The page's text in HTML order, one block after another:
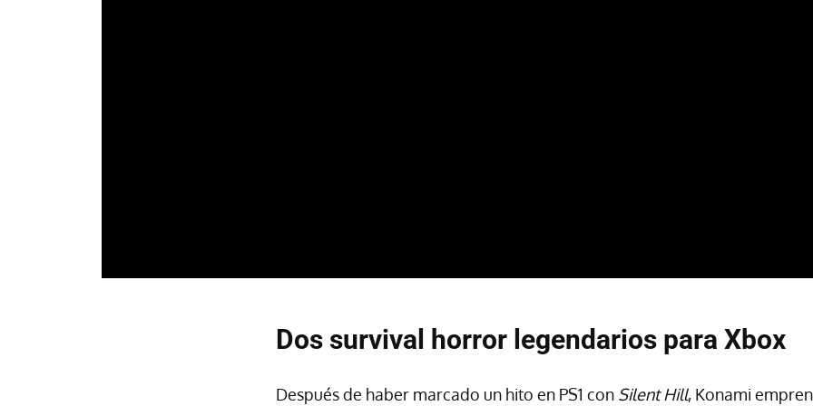
Dos survival horror legendarios para Xbox
Después de haber marcado un hito en PS1 con Silent Hill, Konami